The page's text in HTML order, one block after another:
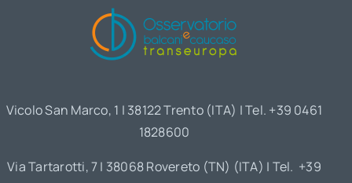
Vicolo San Marco, 1 | 38122 Trento (ITA) | Tel. +39 0461
1828600
Via Tartarotti, 7 | 38068 Rovereto (TN) (ITA) | Tel. +39